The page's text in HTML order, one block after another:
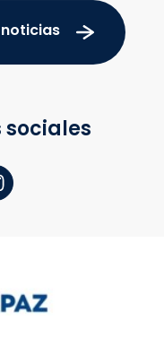
sociales